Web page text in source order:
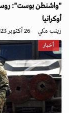
أوكرانيا
زينب مكي 26 أكتوبر 2023 - 03:22
أخبار